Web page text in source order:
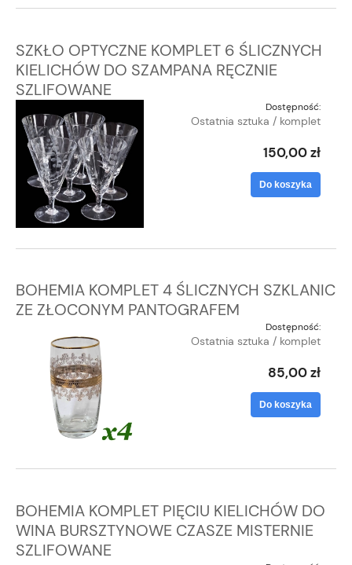
SZKŁO OPTYCZNE KOMPLET 6 ŚLICZNYCH
KIELICHÓW DO SZAMPANA RĘCZNIE
SZLIFOWANE
Dostępność:
Ostatnia sztuka / komplet
150,00 zł
Do koszyka
BOHEMIA KOMPLET 4 ŚLICZNYCH SZKLANIC
ZE ZŁOCONYM PANTOGRAFEM
Dostępność:
Ostatnia sztuka / komplet
85,00 zł
Do koszyka
BOHEMIA KOMPLET PIĘCIU KIELICHÓW DO
WINA BURSZTYNOWE CZASZE MISTERNIE
SZLIFOWANE